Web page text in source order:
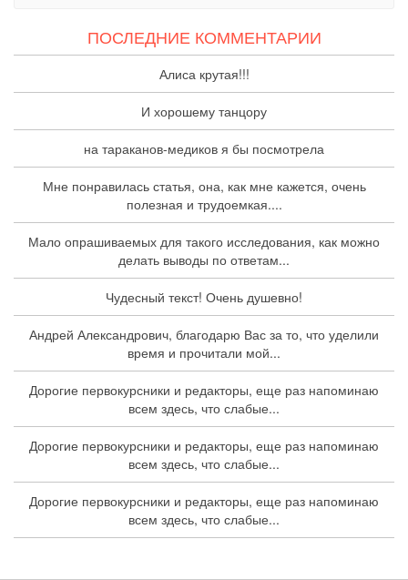
ПОСЛЕДНИЕ КОММЕНТАРИИ
Алиса крутая!!!
И хорошему танцору
на тараканов-медиков я бы посмотрела
Мне понравилась статья, она, как мне кажется, очень
полезная и трудоемкая....
Мало опрашиваемых для такого исследования, как можно
делать выводы по ответам...
Чудесный текст! Очень душевно!
Андрей Александрович, благодарю Вас за то, что уделили
время и прочитали мой...
Дорогие первокурсники и редакторы, еще раз напоминаю
всем здесь, что слабые...
Дорогие первокурсники и редакторы, еще раз напоминаю
всем здесь, что слабые...
Дорогие первокурсники и редакторы, еще раз напоминаю
всем здесь, что слабые...